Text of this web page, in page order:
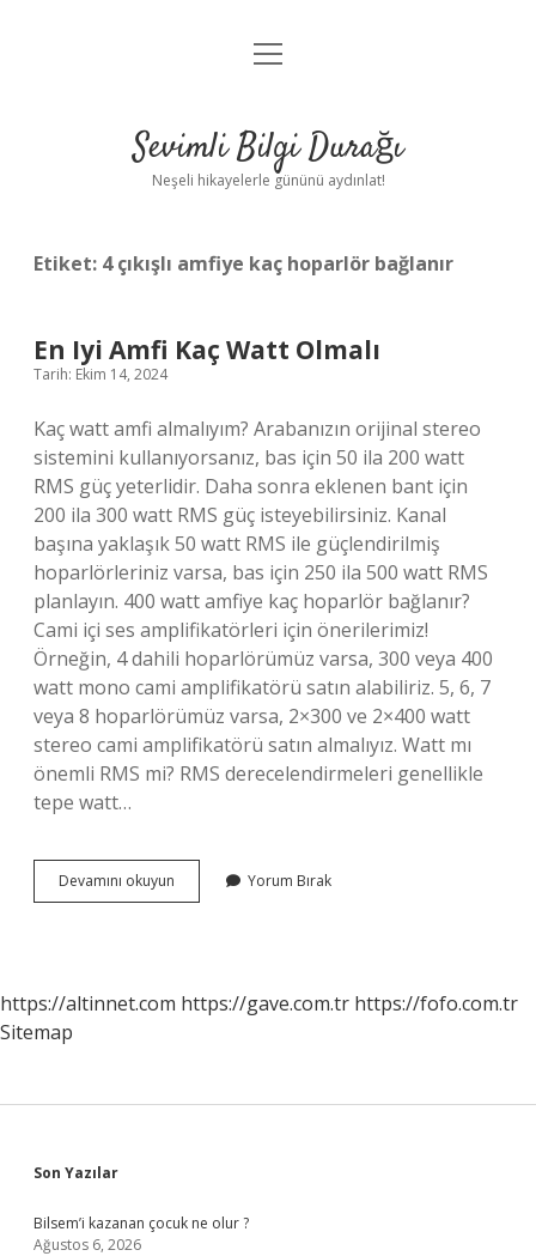
Anasayfa
Yasal Uyarı
menüyü
Sevimli Bilgi Durağı
Neşeli hikayelerle gününü aydınlat!
Etiket: 4 çıkışlı amfiye kaç hoparlör bağlanır
En Iyi Amfi Kaç Watt Olmalı
Tarih: Ekim 14, 2024
Kaç watt amfi almalıyım? Arabanızın orijinal stereo
sistemini kullanıyorsanız, bas için 50 ila 200 watt
RMS güç yeterlidir. Daha sonra eklenen bant için
200 ila 300 watt RMS güç isteyebilirsiniz. Kanal
başına yaklaşık 50 watt RMS ile güçlendirilmiş
hoparlörleriniz varsa, bas için 250 ila 500 watt RMS
planlayın. 400 watt amfiye kaç hoparlör bağlanır?
Cami içi ses amplifikatörleri için önerilerimiz!
Örneğin, 4 dahili hoparlörümüz varsa, 300 veya 400
watt mono cami amplifikatörü satın alabiliriz. 5, 6, 7
veya 8 hoparlörümüz varsa, 2×300 ve 2×400 watt
stereo cami amplifikatörü satın almalıyız. Watt mı
önemli RMS mi? RMS derecelendirmeleri genellikle
tepe watt…
Devamını okuyun
Iyi
Yorum Bırak
https://altinnet.com https://gave.com.tr https://fofo.com.tr
Sitemap
Sidebar
Son Yazılar
Bilsem’i kazanan çocuk ne olur ?
Ağustos 6, 2026